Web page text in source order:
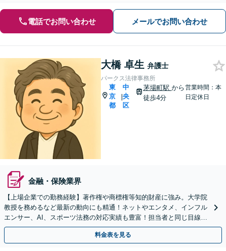
電話でお問い合わせ メールでお問い合わせ
大橋 卓生 弁護士
パークス法律事務所
東
京
都
|
中
央
区
茅場町駅 から
徒歩4分
営業時間：本
日定休日
金融・保険業界
【上場企業での勤務経験】著作権や商標権等知的財産に強み。大学院
教授を務めるなど最新の動向にも精通！ネットやエンタメ、インフル
エンサー、AI、スポーツ法務の対応実績も豊富！担当者と同じ目線
で、実情に合ったアドバイス◎。海外からのご相談も対応
料金表を見る